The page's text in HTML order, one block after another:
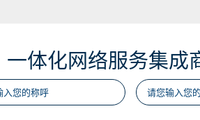
一体化网络服务集成